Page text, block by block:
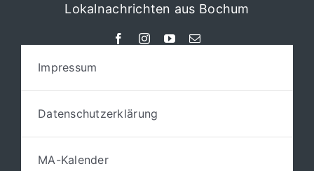
Lokalnachrichten aus Bochum
Impressum
Datenschutzerklärung
MA-Kalender